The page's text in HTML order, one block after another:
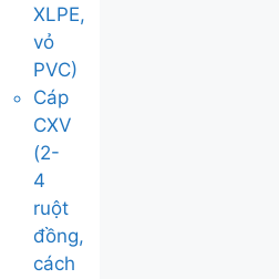
XLPE,
vỏ
PVC)
Cáp
CXV
(2-
4
ruột
đồng,
cách